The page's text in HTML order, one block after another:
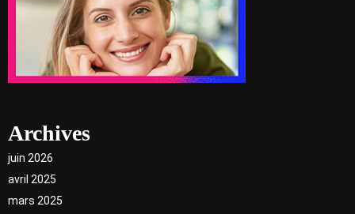
Archives
juin 2026
avril 2025
mars 2025